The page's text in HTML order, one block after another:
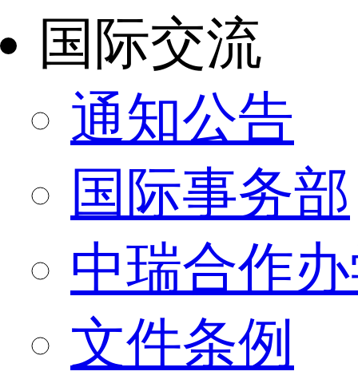
国际交流
通知公告
国际事务部
中瑞合作
文件条例